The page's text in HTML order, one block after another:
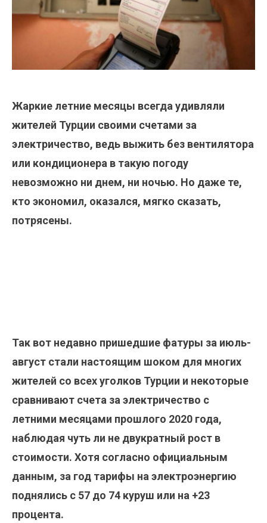
Жаркие летние месяцы всегда удивляли
жителей Турции своими счетами за
электричество, ведь выжить без вентилятора
или кондиционера в такую погоду
невозможно ни днем, ни ночью. Но даже те,
кто экономил, оказался, мягко сказать,
потрясены.
Так вот недавно пришедшие фатуры за июль-
август стали настоящим шоком для многих
жителей со всех уголков Турции и некоторые
сравнивают счета за электричество с
летними месяцами прошлого 2020 года,
наблюдая чуть ли не двукратный рост в
стоимости. Хотя согласно официальным
данным, за год тарифы на электроэнергию
поднялись с 57 до 74 куруш или на +23
процента.